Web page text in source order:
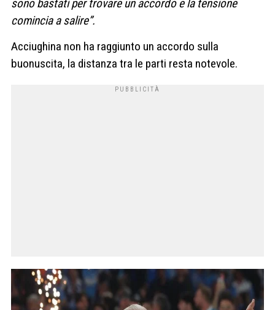
sono bastati per trovare un accordo e la tensione
comincia a salire”.
Acciughina non ha raggiunto un accordo sulla
buonuscita, la distanza tra le parti resta notevole.